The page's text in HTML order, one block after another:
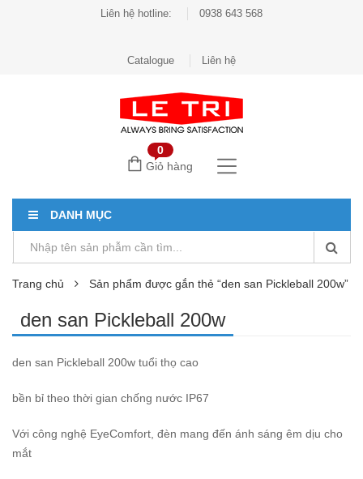
Liên hệ hotline: 0938 643 568
Catalogue Liên hệ
0
Giỏ hàng
DANH MỤC
Trang chủ Sản phẩm được gắn thẻ “den san Pickleball 200w”
den san Pickleball 200w
den san Pickleball 200w tuổi thọ cao
bền bỉ theo thời gian chống nước IP67
Với công nghệ EyeComfort, đèn mang đến ánh sáng êm dịu cho
mắt